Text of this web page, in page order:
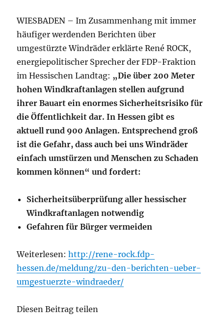
WIESBADEN – Im Zusammenhang mit immer
häufiger werdenden Berichten über
umgestürzte Windräder erklärte René ROCK,
energiepolitischer Sprecher der FDP-Fraktion
im Hessischen Landtag: „Die über 200 Meter
hohen Windkraftanlagen stellen aufgrund
ihrer Bauart ein enormes Sicherheitsrisiko für
die Öffentlichkeit dar. In Hessen gibt es
aktuell rund 900 Anlagen. Entsprechend groß
ist die Gefahr, dass auch bei uns Windräder
einfach umstürzen und Menschen zu Schaden
kommen können“ und fordert:
Sicherheitsüberprüfung aller hessischer
Windkraftanlagen notwendig
Gefahren für Bürger vermeiden
Weiterlesen:http://rene-rock.fdp-
hessen.de/meldung/zu-den-berichten-ueber-
umgestuerzte-windraeder/
Diesen Beitrag teilen